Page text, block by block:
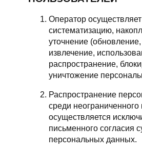
Оператор
систематизацию,
уточнение
извлечение,
распространение,
уничтожение
Распространение
среди неограниченного
осуществляется
письменного согласия
персональных данных.